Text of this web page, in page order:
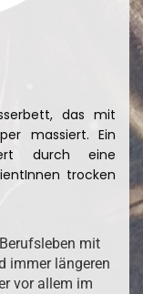
das mit
massiert. Ein
durch eine
trocken
mit
immer längeren
vor allem im